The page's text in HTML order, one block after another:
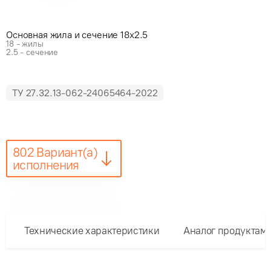
Основная жила и сечение 18x2.5
18 - жилы
2.5 - сечение
ТУ 27.32.13-062-24065464-2022
802 Вариант(а)
исполнения
Технические характеристики Аналог